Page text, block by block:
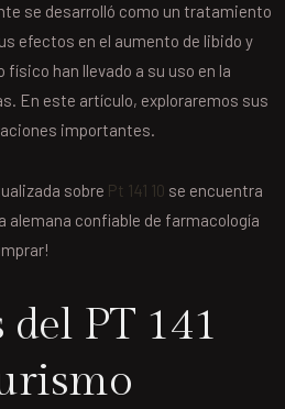
se desarrolló como un tratamiento
efectos en el aumento de libido y
han llevado a su uso en la
En este artículo, exploraremos sus
importantes.
sobre Pt 141 10 se encuentra
alemana confiable de farmacología
PT 141